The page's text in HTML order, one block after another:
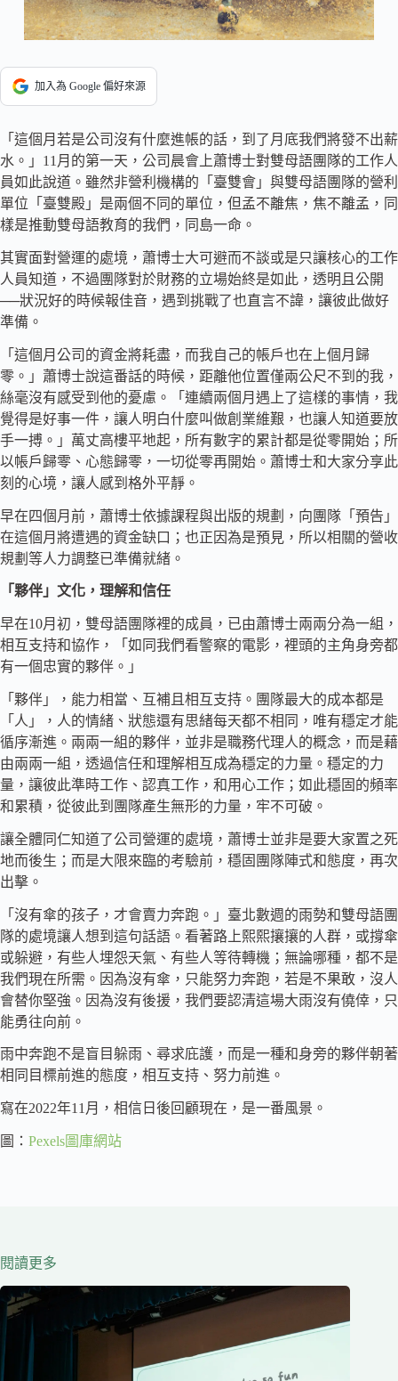
加入為 Google 偏好來源
「這個月若是公司沒有什麼進帳的話，到了月底我們將發不出薪
水。」11月的第一天，公司晨會上蕭博士對雙母語團隊的工作人
員如此說道。雖然非營利機構的「臺雙會」與雙母語團隊的營利
單位「臺雙殿」是兩個不同的單位，但孟不離焦，焦不離孟，同
樣是推動雙母語教育的我們，同島一命。
其實面對營運的處境，蕭博士大可避而不談或是只讓核心的工作
人員知道，不過團隊對於財務的立場始終是如此，透明且公開
──狀況好的時候報佳音，遇到挑戰了也直言不諱，讓彼此做好
準備。
「這個月公司的資金將耗盡，而我自己的帳戶也在上個月歸
零。」蕭博士說這番話的時候，距離他位置僅兩公尺不到的我，
絲毫沒有感受到他的憂慮。「連續兩個月遇上了這樣的事情，我
覺得是好事一件，讓人明白什麼叫做創業維艱，也讓人知道要放
手一搏。」萬丈高樓平地起，所有數字的累計都是從零開始；所
以帳戶歸零、心態歸零，一切從零再開始。蕭博士和大家分享此
刻的心境，讓人感到格外平靜。
早在四個月前，蕭博士依據課程與出版的規劃，向團隊「預告」
在這個月將遭遇的資金缺口；也正因為是預見，所以相關的營收
規劃等人力調整已準備就緒。
「夥伴」文化，理解和信任
早在10月初，雙母語團隊裡的成員，已由蕭博士兩兩分為一組，
相互支持和協作，「如同我們看警察的電影，裡頭的主角身旁都
有一個忠實的夥伴。」
「夥伴」，能力相當、互補且相互支持。團隊最大的成本都是
「人」，人的情緒、狀態還有思緒每天都不相同，唯有穩定才能
循序漸進。兩兩一組的夥伴，並非是職務代理人的概念，而是藉
由兩兩一組，透過信任和理解相互成為穩定的力量。穩定的力
量，讓彼此準時工作、認真工作，和用心工作；如此穩固的頻率
和累積，從彼此到團隊產生無形的力量，牢不可破。
讓全體同仁知道了公司營運的處境，蕭博士並非是要大家置之死
地而後生；而是大限來臨的考驗前，穩固團隊陣式和態度，再次
出擊。
「沒有傘的孩子，才會賣力奔跑。」臺北數週的雨勢和雙母語團
隊的處境讓人想到這句話語。看著路上熙熙攘攘的人群，或撐傘
或躲避，有些人埋怨天氣、有些人等待轉機；無論哪種，都不是
我們現在所需。因為沒有傘，只能努力奔跑，若是不果敢，沒人
會替你堅強。因為沒有後援，我們要認清這場大雨沒有僥倖，只
能勇往向前。
雨中奔跑不是盲目躲雨、尋求庇護，而是一種和身旁的夥伴朝著
相同目標前進的態度，相互支持、努力前進。
寫在2022年11月，相信日後回顧現在，是一番風景。
圖： Pexels圖庫網站
閱讀更多